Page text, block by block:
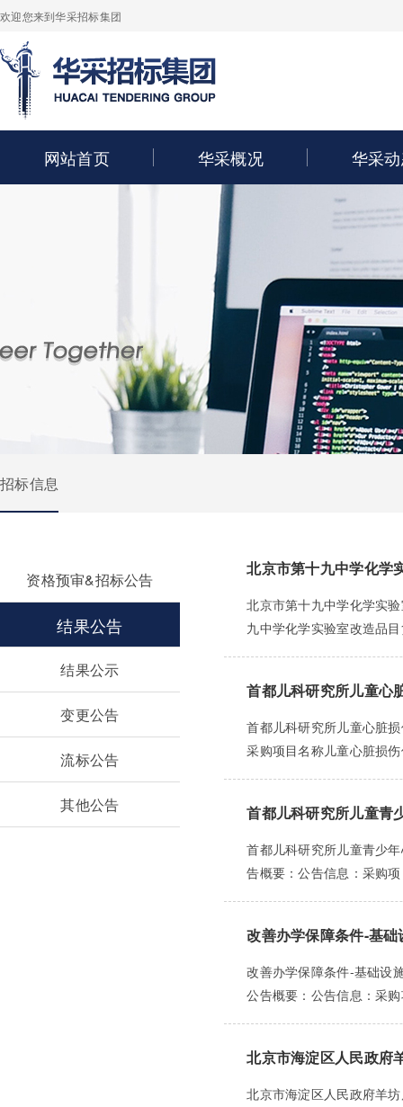
欢迎您来到华采招标集团
网站首页 华采概况 华采
招标信息
资格预审&招标公告
结果公告
结果公示
变更公告
流标公告
其他公告
北京市第十九中学化学
北京市第十九中学化学实
九中学化学实验室改造品
首都儿科研究所儿童心
首都儿科研究所儿童心脏
采购项目名称儿童心脏损
首都儿科研究所儿童青
首都儿科研究所儿童青少
告概要：公告信息：采购
改善办学保障条件-基
改善办学保障条件-基础设
公告概要：公告信息：采
北京市海淀区人民政府
北京市海淀区人民政府羊